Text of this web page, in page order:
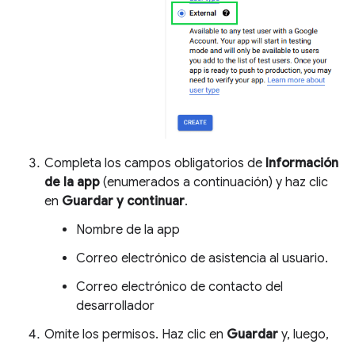
Completa los campos obligatorios de Información
de la app (enumerados a continuación) y haz clic
en Guardar y continuar.
Nombre de la app
Correo electrónico de asistencia al usuario.
Correo electrónico de contacto del
desarrollador
Omite los permisos. Haz clic en Guardar y, luego,